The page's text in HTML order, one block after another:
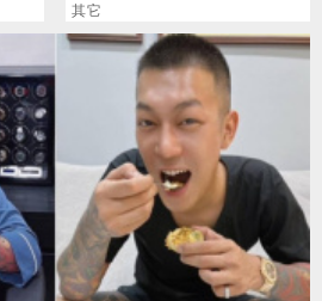
客服與數位轉型服務布局
其它